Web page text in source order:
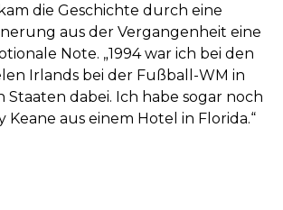
die Geschichte durch eine
aus der Vergangenheit eine
Note. „1994 war ich bei den
Irlands bei der Fußball-WM in
Staaten dabei. Ich habe sogar noch
Keane aus einem Hotel in Florida.“